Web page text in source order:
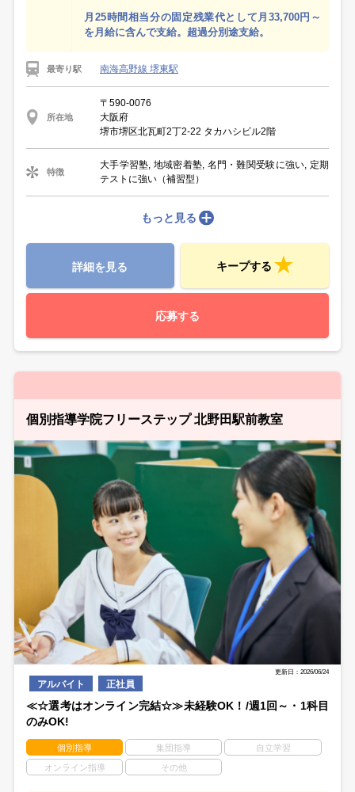
月25時間相当分の固定残業代として月33,700円～
を月給に含んで支給。超過分別途支給。
最寄り駅 南海高野線 堺東駅
所在地
〒590-0076
大阪府
堺市堺区北瓦町2丁2-22 タカハシビル2階
特徴
大手学習塾, 地域密着塾, 名門・難関受験に強い, 定期
テストに強い（補習型）
もっと見る
詳細を見る キープする
応募する
個別指導学院フリーステップ 北野田駅前教室
更新日：2026/06/24
アルバイト 正社員
≪☆選考はオンライン完結☆≫未経験OK！/週1回～・1科目
のみOK!
個別指導 集団指導 自立学習
オンライン指導 その他